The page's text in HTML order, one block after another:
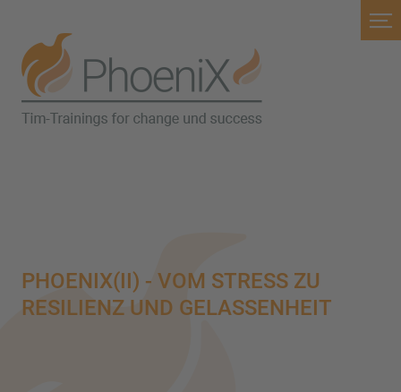
PHOENIX(II) - VOM STRESS ZU
RESILIENZ UND GELASSENHEIT